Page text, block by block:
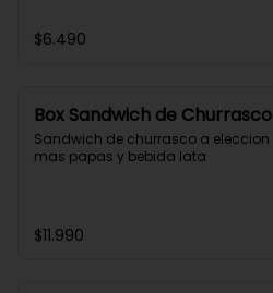
$6.490
Box Sandwich de Churrasco
Sandwich de churrasco a eleccion
mas papas y bebida lata
$11.990